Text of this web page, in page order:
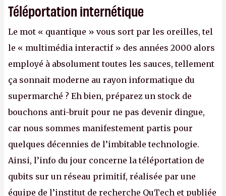
Téléportation internétique
Le mot « quantique » vous sort par les oreilles, tel
le « multimédia interactif » des années 2000 alors
employé à absolument toutes les sauces, tellement
ça sonnait moderne au rayon informatique du
supermarché ? Eh bien, préparez un stock de
bouchons anti-bruit pour ne pas devenir dingue,
car nous sommes manifestement partis pour
quelques décennies de l’imbitable technologie.
Ainsi, l’info du jour concerne la téléportation de
qubits sur un réseau primitif, réalisée par une
équipe de l’institut de recherche QuTech et publiée